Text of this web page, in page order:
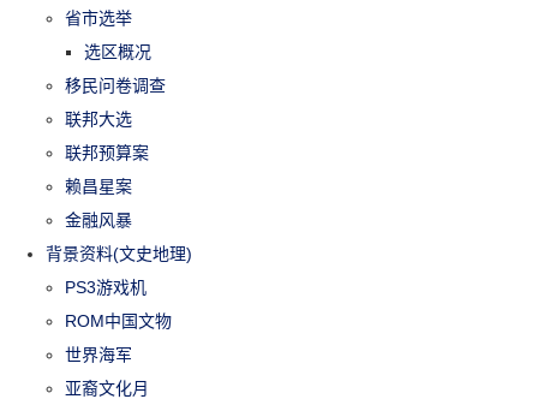
省市选举
选区概况
移民问卷调查
联邦大选
联邦预算案
赖昌星案
金融风暴
背景资料(文史地理)
PS3游戏机
ROM中国文物
世界海军
亚裔文化月